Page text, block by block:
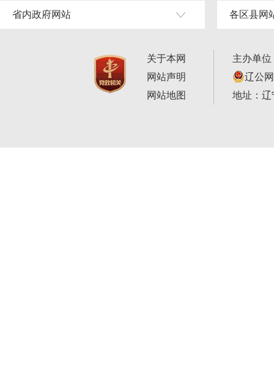
省内政府网站 各区县网
关于本网
网站声明
网站地图
主办单
辽公
地址：辽